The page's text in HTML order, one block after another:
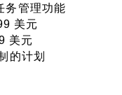
务管理功能
美元
美元
的计划